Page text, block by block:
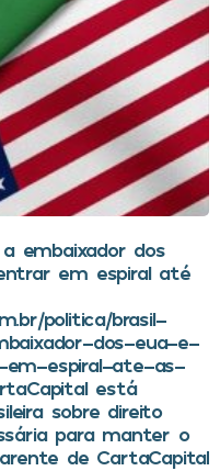
embaixador dos
em espiral até
politica/brasil-
dos-eua-e-
espiral-ate-as-
está
sobre direito
para manter o
de CartaCapital